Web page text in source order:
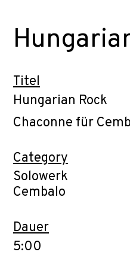
Titel
Hungarian Rock
Chaconne für
Category
Solowerk
Cembalo
Dauer
5:00